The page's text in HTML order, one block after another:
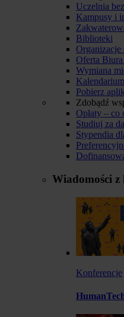
Uczelnia
Kampusy i
Biblioteki
Organizacje
Oferta
Wymiana
Pobierz
Zdobądź
Opłaty – co
Studiuj za
Stypendia
Wiadomości z
Konferencje